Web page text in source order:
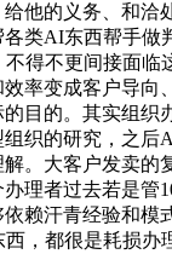
他的义务、和洽
类AI东西帮手做
得不更间接面临
率变成客户导向
目的。其实组织
织的研究，之后
。大客户发卖的
理者过去若是管
赖汗青经验和模
，都很是耗损办